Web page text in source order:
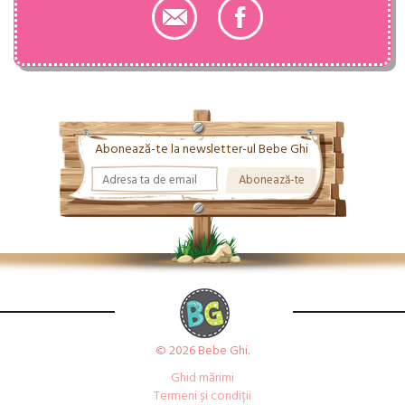
Abonează-te la newsletter-ul Bebe Ghi
© 2026 Bebe Ghi.
Ghid mărimi
Termeni și condiții